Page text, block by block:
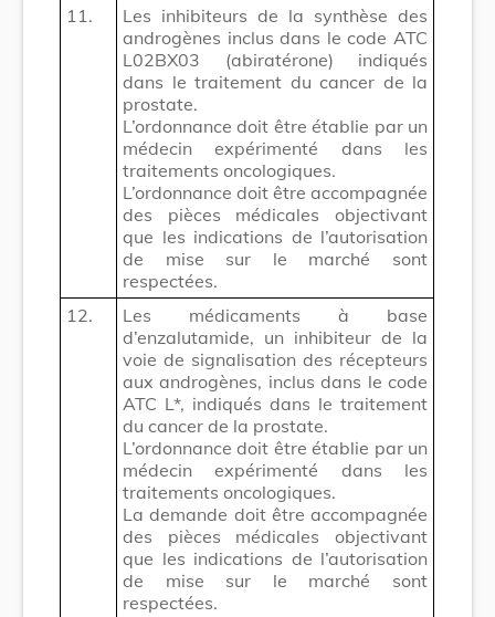
11.
Les inhibiteurs de la synthèse des
androgènes inclus dans le code ATC
L02BX03 (abiratérone) indiqués
dans le traitement du cancer de la
prostate.
L’ordonnance doit être établie par un
médecin expérimenté dans les
traitements oncologiques.
L’ordonnance doit être accompagnée
des pièces médicales objectivant
que les indications de l’autorisation
de mise sur le marché sont
respectées.
12.
Les médicaments à base
d’enzalutamide, un inhibiteur de la
voie de signalisation des récepteurs
aux androgènes, inclus dans le code
ATC L*, indiqués dans le traitement
du cancer de la prostate.
L’ordonnance doit être établie par un
médecin expérimenté dans les
traitements oncologiques.
La demande doit être accompagnée
des pièces médicales objectivant
que les indications de l’autorisation
de mise sur le marché sont
respectées.